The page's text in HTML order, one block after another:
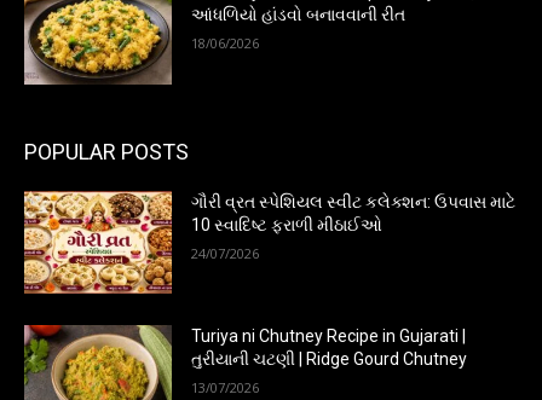
આંધળિયો હાંડવો બનાવવાની રીત
18/06/2026
POPULAR POSTS
ગૌરી વ્રત સ્પેશિયલ સ્વીટ કલેક્શન: ઉપવાસ માટે
10 સ્વાદિષ્ટ ફરાળી મીઠાઈઓ
24/07/2026
Turiya ni Chutney Recipe in Gujarati |
તુરીયાની ચટણી | Ridge Gourd Chutney
13/07/2026